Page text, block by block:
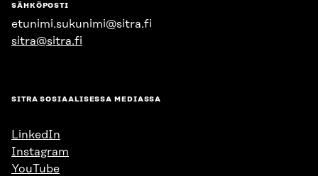
SÄHKÖPOSTI
etunimi.sukunimi@sitra.fi
sitra@sitra.fi
SITRA SOSIAALISESSA MEDIASSA
LinkedIn
Instagram
YouTube